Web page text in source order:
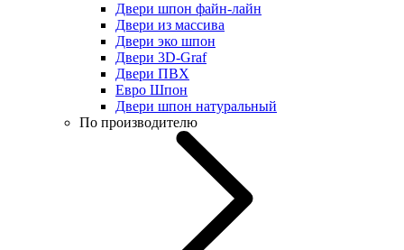
Двери шпон файн-лайн
Двери из массива
Двери эко шпон
Двери 3D-Graf
Двери ПВХ
Евро Шпон
Двери шпон натуральный
По производителю